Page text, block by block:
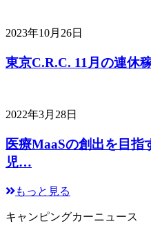
2023年10月26日
東京C.R.C. 11月の連休
2022年3月28日
医療MaaSの創出を目指
児…
もっと見る
キャンピングカーニュース